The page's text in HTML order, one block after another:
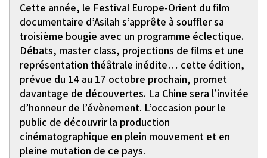
Cette année, le Festival Europe-Orient du film
documentaire d’Asilah s’apprête à souffler sa
troisième bougie avec un programme éclectique.
Débats, master class, projections de films et une
représentation théâtrale inédite… cette édition,
prévue du 14 au 17 octobre prochain, promet
davantage de découvertes. La Chine sera l’invitée
d’honneur de l’évènement. L’occasion pour le
public de découvrir la production
cinématographique en plein mouvement et en
pleine mutation de ce pays.